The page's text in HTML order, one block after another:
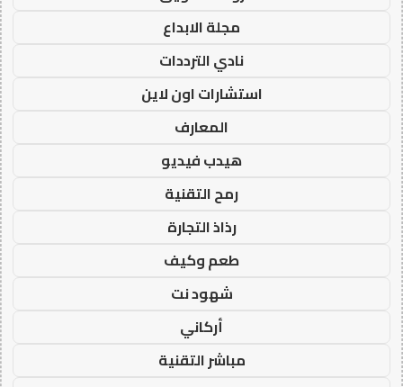
مجلة الابداع
نادي الترددات
استشارات اون لاين
المعارف
هيدب فيديو
رمح التقنية
رذاذ التجارة
طعم وكيف
شهود نت
أركاني
مباشر التقنية